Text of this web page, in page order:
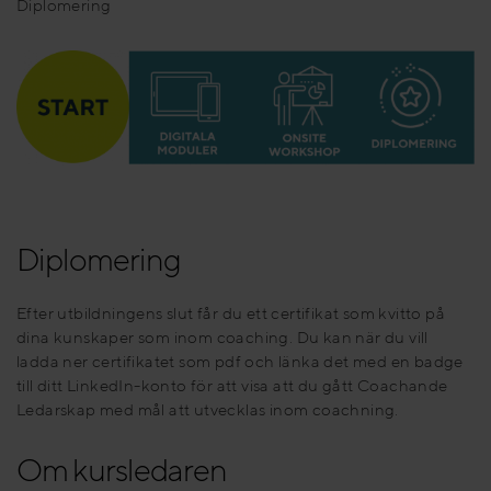
Diplomering
Diplomering
Efter utbildningens slut får du ett certifikat som kvitto på
dina kunskaper som inom coaching. Du kan när du vill
ladda ner certifikatet som pdf och länka det med en badge
till ditt LinkedIn-konto för att visa att du gått Coachande
Ledarskap med mål att utvecklas inom coachning.
Om kursledaren